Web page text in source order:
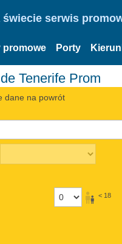
serwis
promowe Porty
Tenerife Prom
dane na powrót
< 18